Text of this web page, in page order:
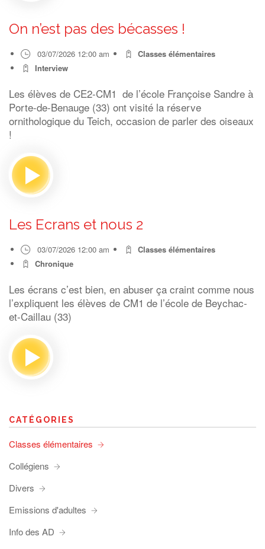
On n’est pas des bécasses !
03/07/2026 12:00 am
Classes élémentaires
Interview
Les élèves de CE2-CM1 de l’école Françoise Sandre à
Porte-de-Benauge (33) ont visité la réserve
ornithologique du Teich, occasion de parler des oiseaux
!
Les Ecrans et nous 2
03/07/2026 12:00 am
Classes élémentaires
Chronique
Les écrans c’est bien, en abuser ça craint comme nous
l’expliquent les élèves de CM1 de l’école de Beychac-
et-Caillau (33)
CATÉGORIES
Classes élémentaires
Collégiens
Divers
Emissions d'adultes
Info des AD